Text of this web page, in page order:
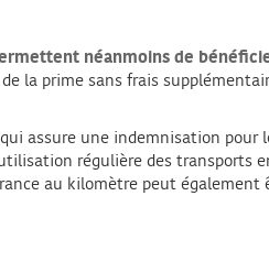
néanmoins de
la prime sans frais
assure une indemnisation pour
régulière des transports
au kilomètre peut également